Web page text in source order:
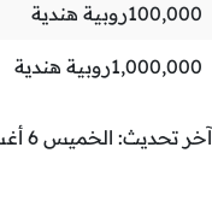
100,000روبية هندية
1,000,000روبية هندية
آخر تحديث: الخميس 6 أغسطس 2026